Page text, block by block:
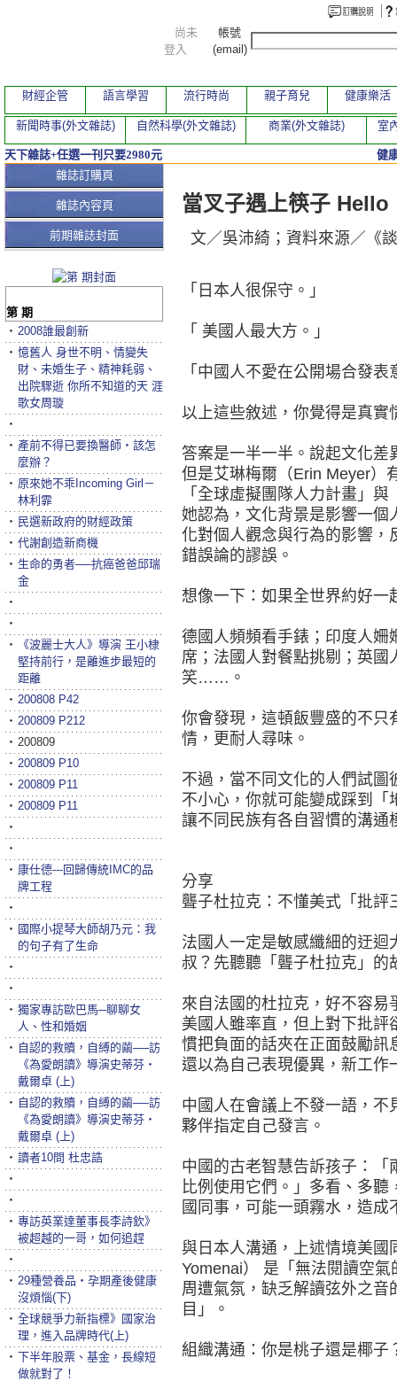
本期文章
當叉子遇上筷子 Hello
文／吳沛綺；資料來源／《
「日本人很保守。」
「 美國人最大方。」
「中國人不愛在公開場合發表
以上這些敘述，你覺得是真實
答案是一半一半。說起文化
但是艾琳梅爾（Erin Meyer）
「全球虛擬團隊人力計畫」
她認為，文化背景是影響一個
化對個人觀念與行為的影響，
錯誤論的謬誤。
想像一下：如果全世界約好一
德國人頻頻看手錶；印度人姍
席；法國人對餐點挑剔；英
笑……。
你會發現，這頓飯豐盛的不只
情，更耐人尋味。
不過，當不同文化的人們試
不小心，你就可能變成踩到
讓不同民族有各自習慣的溝通
分享
聾子杜拉克：不懂美式「批評
法國人一定是敏感纖細的迂
叔？先聽聽「聾子杜拉克」的
來自法國的杜拉克，好不容
美國人雖率直，但上對下批
慣把負面的話夾在正面鼓勵訊
還以為自己表現優異，新工作
中國人在會議上不發一語，
夥伴指定自己發言。
中國的古老智慧告訴孩子：
比例使用它們。」多看、多
國同事，可能一頭霧水，造成
與日本人溝通，上述情境美國
Yomenai） 是「無法閱讀空
周遭氣氛，缺乏解讀弦外之
目」。
組織溝通：你是桃子還是椰子
雜誌訂購頁
雜誌內容頁
前期雜誌封面
第 期
‧ 2008誰最創新
‧ 憶舊人 身世不明、情變失
財、未婚生子、精神耗弱、
出院驟逝 你所不知道的天 涯
歌女周璇
‧
‧ 產前不得已要換醫師‧該怎
麼辦？
‧ 原來她不乖Incoming Girl－
林利霏
‧ 民選新政府的財經政策
‧ 代謝創造新商機
‧ 生命的勇者──抗癌爸爸邱瑞
金
‧
‧
‧
《波麗士大人》導演 王小棣
堅持前行，是離進步最短的
距離
‧ 200808 P42
‧ 200809 P212
‧ 200809
‧ 200809 P10
‧ 200809 P11
‧ 200809 P11
‧
‧
‧ 康仕德---回歸傳統IMC的品
牌工程
‧
‧ 國際小提琴大師胡乃元：我
的句子有了生命
‧
‧
‧ 獨家專訪歐巴馬─聊聊女
人、性和婚姻
‧ 自認的救贖，自縛的繭──訪
《為愛朗讀》導演史蒂芬‧
戴爾卓 (上)
‧ 自認的救贖，自縛的繭──訪
《為愛朗讀》導演史蒂芬‧
戴爾卓 (上)
‧ 讀者10問 杜忠誥
‧
‧
‧ 專訪英業達董事長李詩欽》
被超越的一哥，如何追趕
‧
‧ 29種營養品‧孕期產後健康
沒煩惱(下)
‧ 全球競爭力新指標》國家治
理，進入品牌時代(上)
‧ 下半年股票、基金，長線短
做就對了！
尚未
登入
帳號
(email)
財經企管 語言學習 流行時尚 親子育兒 健康樂活
新聞時事(外文雜誌) 自然科學(外文雜誌) 商業(外文雜誌) 室
天下雜誌+任選一刊只要2980元 健